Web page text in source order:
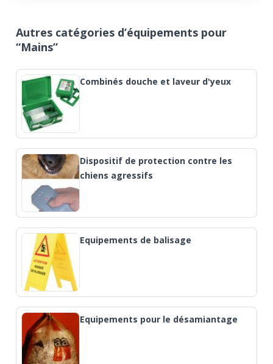
Autres catégories d’équipements pour
“Mains”
Combinés douche et laveur d'yeux
Dispositif de protection contre les
chiens agressifs
Equipements de balisage
Equipements pour le désamiantage